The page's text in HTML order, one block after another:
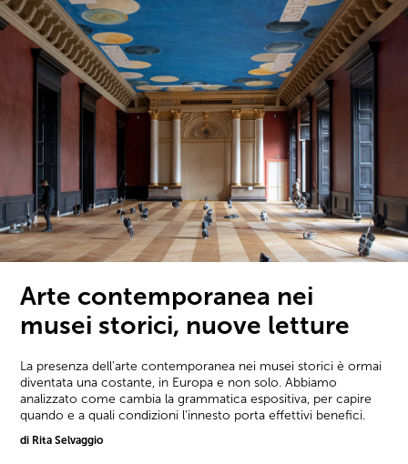
Arte contemporanea nei
musei storici, nuove letture
La presenza dell'arte contemporanea nei musei storici è ormai
diventata una costante, in Europa e non solo. Abbiamo
analizzato come cambia la grammatica espositiva, per capire
quando e a quali condizioni l'innesto porta effettivi benefici.
di Rita Selvaggio